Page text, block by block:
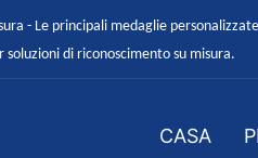
- Le principali medaglie
soluzioni di riconoscimento su misura.
CASA